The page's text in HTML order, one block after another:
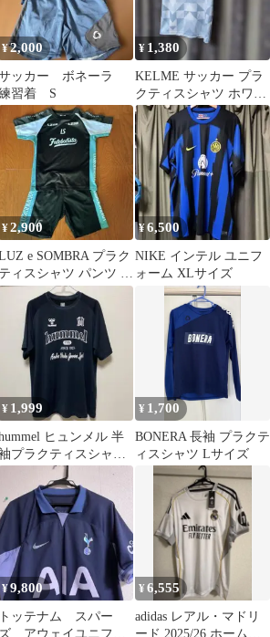
¥2,000
ッカー ボネーラ
習着 S
¥ 1,380
KELME サッカー プラ
クティスシャツ ホワイ
ト ブラックSサイズ
¥2,900
e SOMBRA プラク
ティスシャツ パンツ 上
セット
¥6,500
NIKE インテル ユニフ
ォーム XLサイズ
¥ 1,999
ヒュンメル 半
プラクティスシャツ
ラック L
¥ 1,700
BONERA 長袖 プラクテ
ィスシャツ Lサイズ
¥9,800
トッテナム スパー
ズ アウェイユニフォ
¥6,555
adidas レアル・マドリ
ード 2025/26 ホームユ